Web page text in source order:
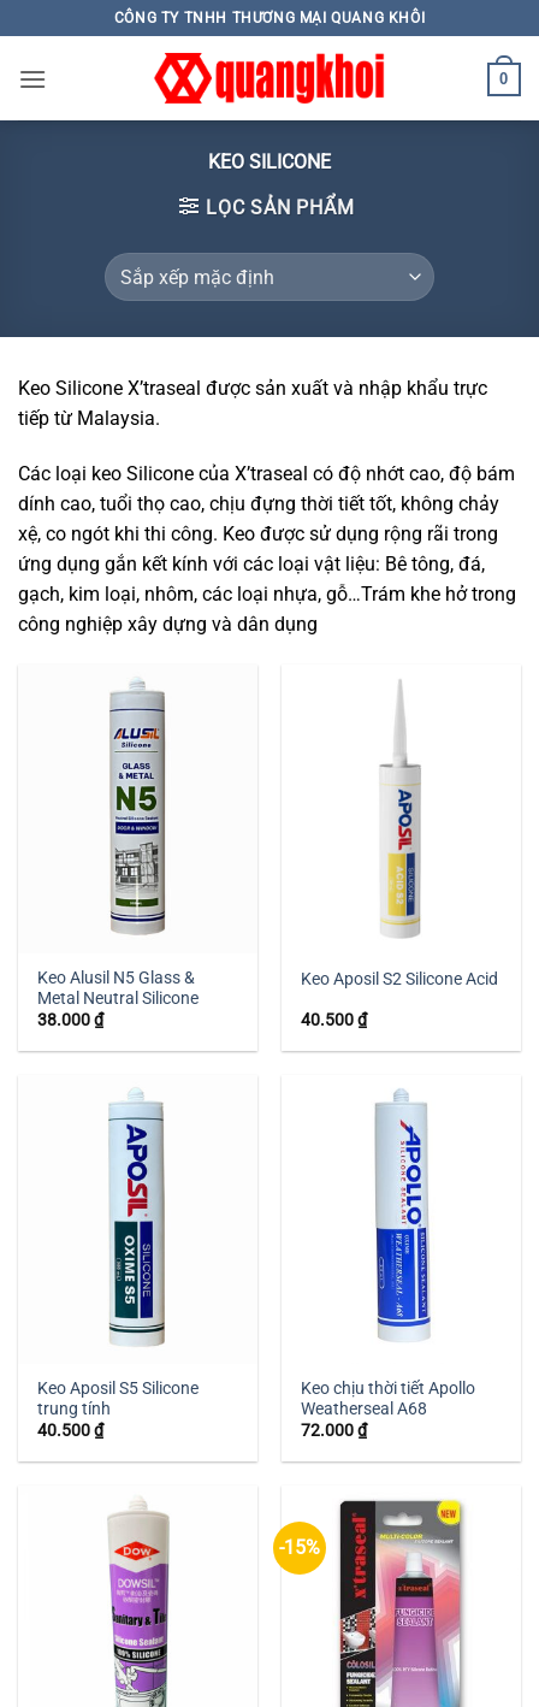
to
content
CÔNG TY TNHH THƯƠNG MẠI QUANG KHÔI
0
KEO SILICONE
LỌC SẢN PHẨM
Keo Silicone X’traseal được sản xuất và nhập khẩu trực
tiếp từ Malaysia.
Các loại keo Silicone của X’traseal có độ nhớt cao, độ bám
dính cao, tuổi thọ cao, chịu đựng thời tiết tốt, không chảy
xệ, co ngót khi thi công. Keo được sử dụng rộng rãi trong
ứng dụng gắn kết kính với các loại vật liệu: Bê tông, đá,
gạch, kim loại, nhôm, các loại nhựa, gỗ…Trám khe hở trong
công nghiệp xây dựng và dân dụng
Keo Alusil N5 Glass &
Metal Neutral Silicone
38.000₫
Keo Aposil S2 Silicone Acid
40.500₫
Keo Aposil S5 Silicone
trung tính
40.500₫
Keo chịu thời tiết Apollo
Weatherseal A68
72.000₫
-15%